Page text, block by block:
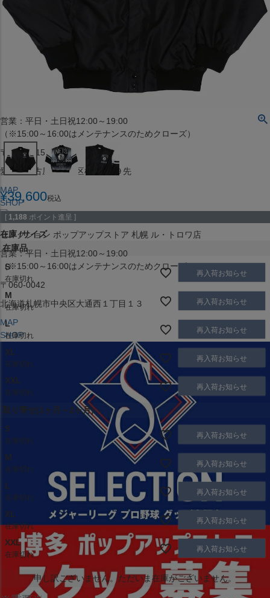
〒101-0061
東京都千代田区神田三崎町２丁目２２−１ 1F
営業：平日・土日祝12:00～19:00
（※15:00～16:00はメンテナンスのためクローズ）
〒453-0015
愛知県名古屋市中村区椿町６−９先
MAP
SHOP
セレクション ポップアップストア 札幌 ル・トロワ店
営業：平日・土日祝12:00～19:00
（※15:00～16:00はメンテナンスのためクローズ）
〒060-0042
北海道札幌市中央区大通西１丁目１３
MAP
SHOP
¥39,600税込
[ 1,188 ポイント進呈 ]
在庫 サイズ
在庫品
S
在庫切れ
再入荷お知らせ
M
在庫切れ
再入荷お知らせ
L
在庫切れ
再入荷お知らせ
XL
在庫切れ
再入荷お知らせ
XXL
在庫切れ
再入荷お知らせ
取り寄せ(1ヶ月～2ヶ月)
S
在庫切れ
再入荷お知らせ
M
在庫切れ
再入荷お知らせ
L
在庫切れ
再入荷お知らせ
XL
在庫切れ
再入荷お知らせ
XXL
在庫切れ
再入荷お知らせ
申し訳ございません。ただいま在庫がございません。